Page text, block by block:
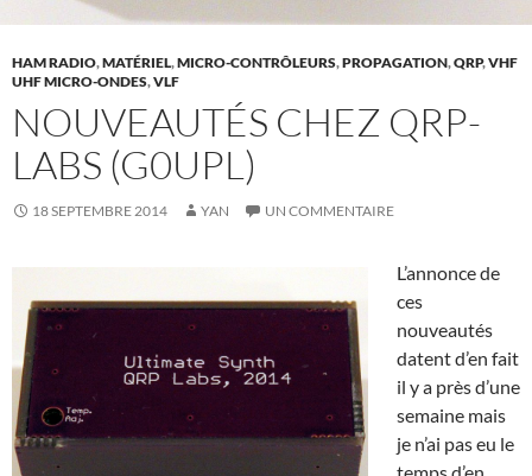
HAM RADIO,MATÉRIEL,MICRO-CONTRÔLEURS,PROPAGATION,QRP,VHF
UHF MICRO-ONDES,VLF
NOUVEAUTÉS CHEZ QRP-
LABS (G0UPL)
18 SEPTEMBRE 2014 YAN UN COMMENTAIRE
L’annonce de
ces
nouveautés
datent d’en fait
il y a près d’une
semaine mais
je n’ai pas eu le